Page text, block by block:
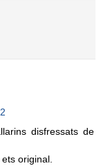
disfressats de
original.